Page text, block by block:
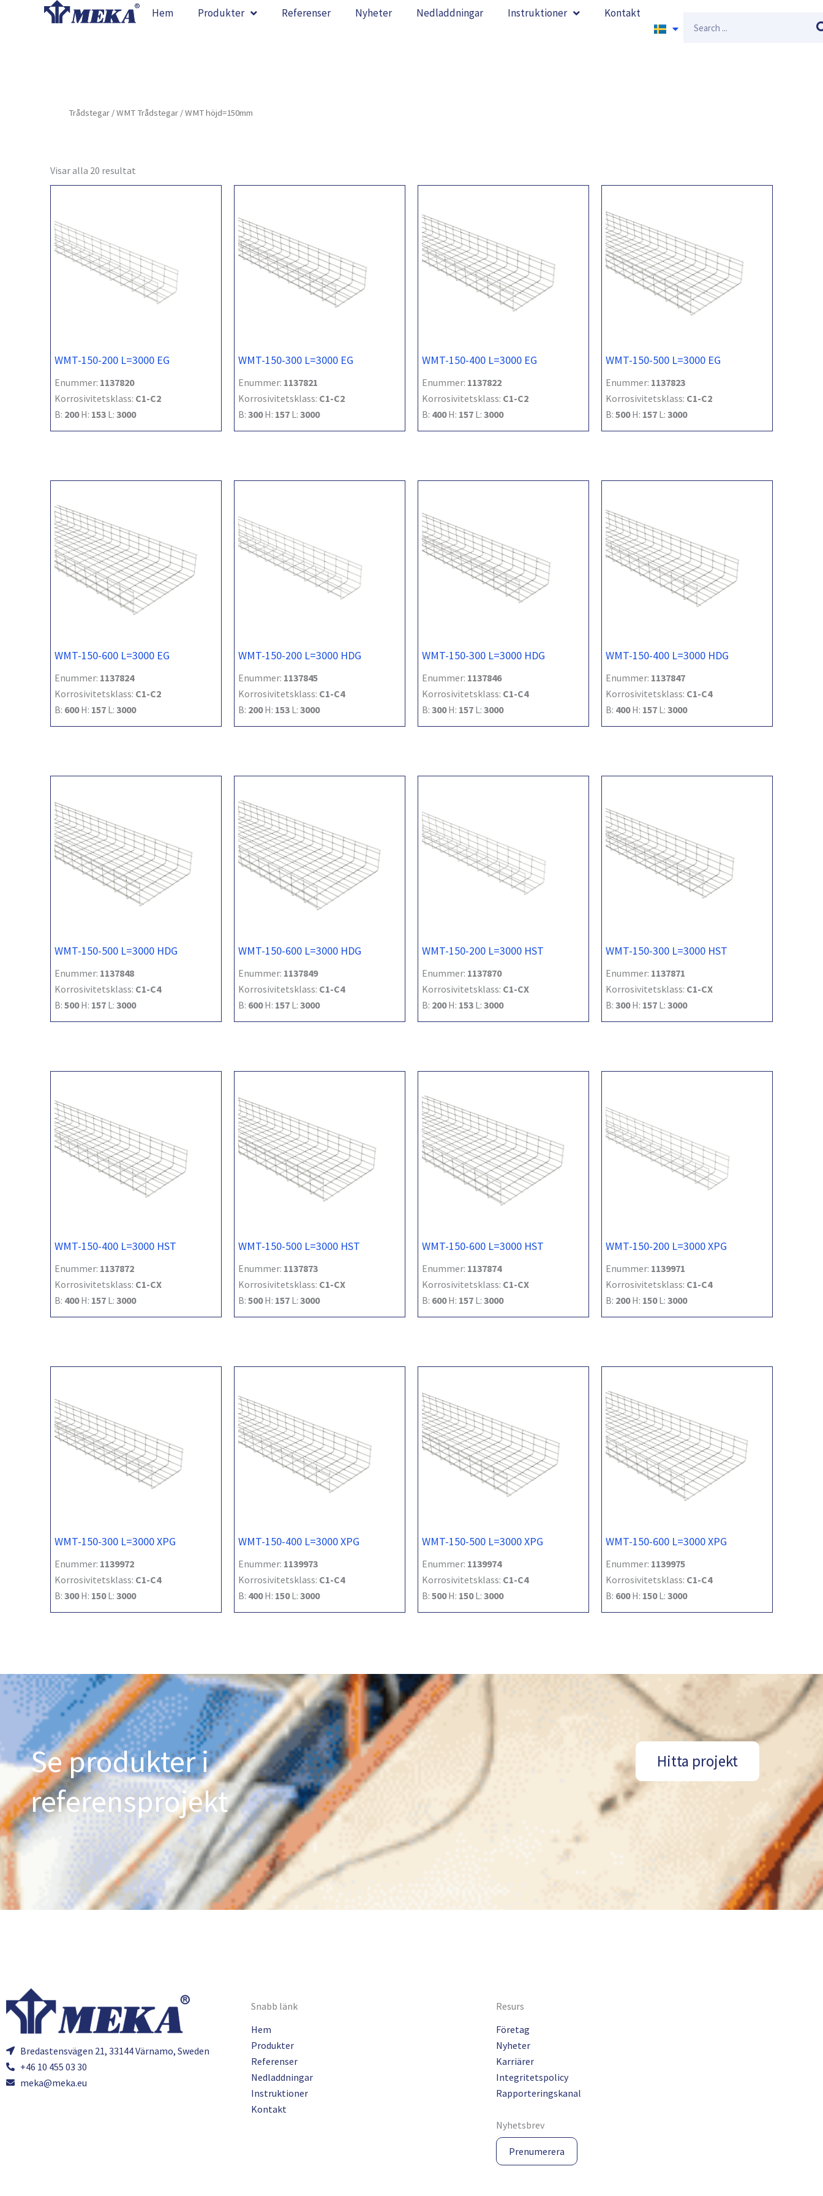
Hem Produkter Referenser Nyheter Nedladdningar Instruktioner Kontakt
Trådstegar /WMT Trådstegar / WMT höjd=150mm
Visar alla 20 resultat
WMT-150-200 L=3000 EG
Enummer: 1137820
Korrosivitetsklass: C1-C2
B: 200H: 153 L: 3000
WMT-150-300 L=3000 EG
Enummer: 1137821
Korrosivitetsklass: C1-C2
B: 300H: 157 L: 3000
WMT-150-400 L=3000 EG
Enummer: 1137822
Korrosivitetsklass: C1-C2
B: 400H: 157 L: 3000
WMT-150-500 L=3000 EG
Enummer: 1137823
Korrosivitetsklass: C1-C2
B: 500H: 157 L: 3000
WMT-150-600 L=3000 EG
Enummer: 1137824
Korrosivitetsklass: C1-C2
B: 600H: 157 L: 3000
WMT-150-200 L=3000 HDG
Enummer: 1137845
Korrosivitetsklass: C1-C4
B: 200H: 153 L: 3000
WMT-150-300 L=3000 HDG
Enummer: 1137846
Korrosivitetsklass: C1-C4
B: 300H: 157 L: 3000
WMT-150-400 L=3000 HDG
Enummer: 1137847
Korrosivitetsklass: C1-C4
B: 400H: 157 L: 3000
WMT-150-500 L=3000 HDG
Enummer: 1137848
Korrosivitetsklass: C1-C4
B: 500H: 157 L: 3000
WMT-150-600 L=3000 HDG
Enummer: 1137849
Korrosivitetsklass: C1-C4
B: 600H: 157 L: 3000
WMT-150-200 L=3000 HST
Enummer: 1137870
Korrosivitetsklass: C1-CX
B: 200H: 153 L: 3000
WMT-150-300 L=3000 HST
Enummer: 1137871
Korrosivitetsklass: C1-CX
B: 300H: 157 L: 3000
WMT-150-400 L=3000 HST
Enummer: 1137872
Korrosivitetsklass: C1-CX
B: 400H: 157 L: 3000
WMT-150-500 L=3000 HST
Enummer: 1137873
Korrosivitetsklass: C1-CX
B: 500H: 157 L: 3000
WMT-150-600 L=3000 HST
Enummer: 1137874
Korrosivitetsklass: C1-CX
B: 600H: 157 L: 3000
WMT-150-200 L=3000 XPG
Enummer: 1139971
Korrosivitetsklass: C1-C4
B: 200H: 150L: 3000
WMT-150-300 L=3000 XPG
Enummer: 1139972
Korrosivitetsklass: C1-C4
B: 300H: 150L: 3000
WMT-150-400 L=3000 XPG
Enummer: 1139973
Korrosivitetsklass: C1-C4
B: 400H: 150L: 3000
WMT-150-500 L=3000 XPG
Enummer: 1139974
Korrosivitetsklass: C1-C4
B: 500H: 150L: 3000
WMT-150-600 L=3000 XPG
Enummer: 1139975
Korrosivitetsklass: C1-C4
B: 600H: 150L: 3000
Se produkter i
referensprojekt
Hitta projekt
Bredastensvägen 21, 33144 Värnamo, Sweden
+46 10 455 03 30
meka@meka.eu
Snabb länk
Hem
Produkter
Referenser
Nedladdningar
Instruktioner
Kontakt
Resurs
Företag
Nyheter
Karriärer
Integritetspolicy
Rapporteringskanal
Nyhetsbrev
Prenumerera